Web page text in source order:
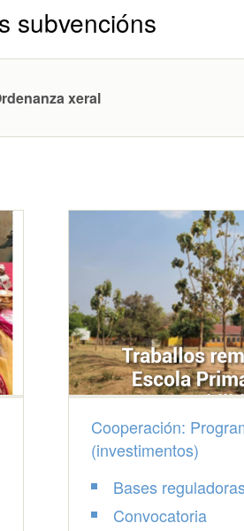
subvencións
xeral
Cooperación:
(investimentos)
Bases
Convocatoria